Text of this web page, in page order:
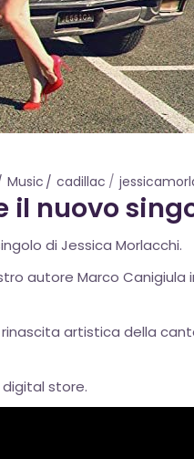
Music cadillac
il nuovo
di Jessica Morlacchi.
autore Marco
artistica della
store.